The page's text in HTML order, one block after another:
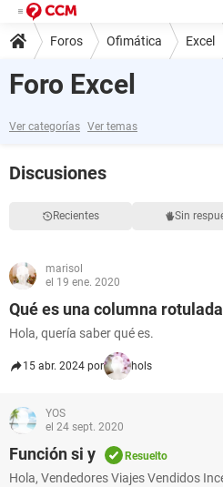
Foros Ofimática Excel
Foro Excel
Ver categorías Ver temas
Discusiones
Recientes Sin
marisol
el 19 ene. 2020
Qué es una columna
Hola, quería saber qué es.
15 abr. 2024 por hols
YOS
el 24 sept. 2020
Función si y Resuelto
Hola, Vendedores Viajes Vendidos